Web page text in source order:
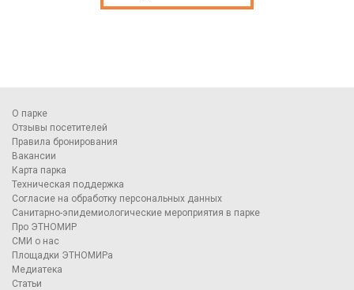
О парке
Отзывы посетителей
Правила бронирования
Вакансии
Карта парка
Техническая поддержка
Согласие на обработку персональных данных
Санитарно-эпидемиологические мероприятия в парке
Про ЭТНОМИР
СМИ о нас
Площадки ЭТНОМИРа
Медиатека
Статьи